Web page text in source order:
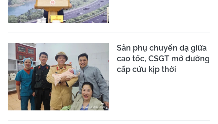
Sản phụ chuyển dạ giữa
cao tốc, CSGT mở đường
cấp cứu kịp thời